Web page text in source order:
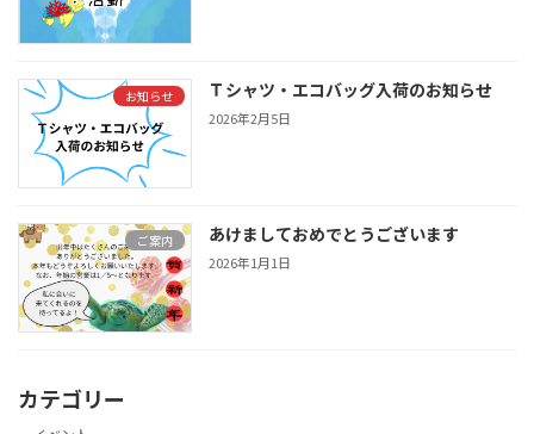
お知らせ Ｔシャツ・エコバッグ入荷のお知らせ
2026年2月5日
ご案内 あけましておめでとうございます
2026年1月1日
カテゴリー